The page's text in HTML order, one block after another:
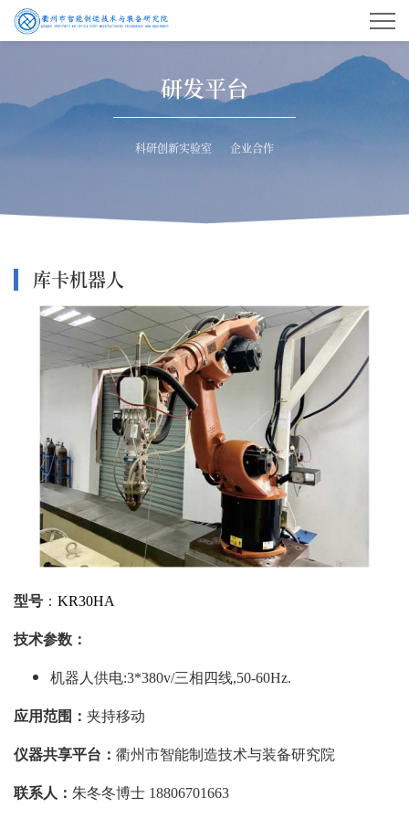
研发平台
科研创新实验室 企业合作
库卡机器人
型号 ： KR30HA
技术参数：
机器人供电:3*380v/三相四线,50-60Hz.
应用范围： 夹持移动
仪器共享平台： 衢州市智能制造技术与装备研究院
联系人： 朱冬冬博士 18806701663